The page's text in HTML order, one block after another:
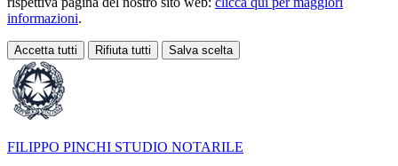
informazioni.
Accetta tutti Rifiuta tutti Salva scelta
Loading...
FILIPPO PINCHI STUDIO NOTARILE